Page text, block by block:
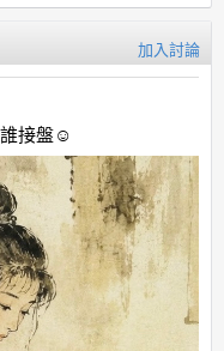
加入討論
接盤☺️